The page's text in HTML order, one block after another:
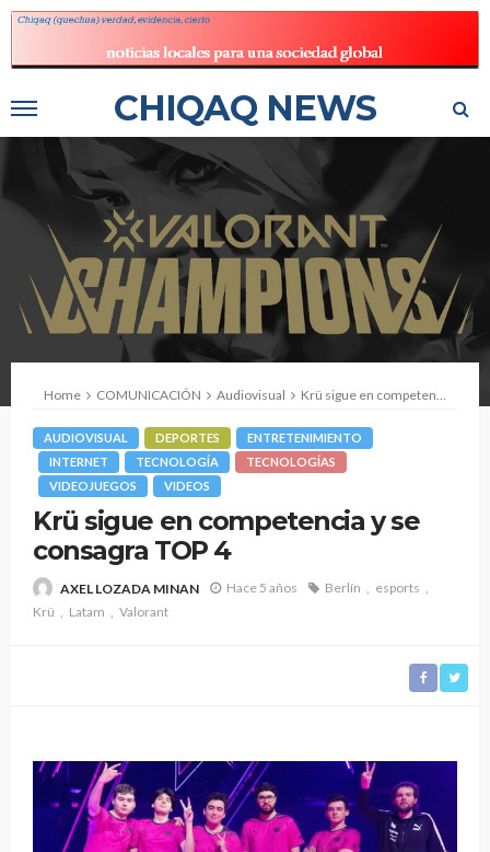
CHIQAQ NEWS
Home COMUNICACIÓN Audiovisual Krü sigue en competencia y se consagra TOP 4
AUDIOVISUAL DEPORTES
ENTRETENIMIENTO
INTERNET
TECNOLOGÍA
TECNOLOGÍAS
VIDEOJUEGOS
VIDEOS
Krü sigue en competencia y se
consagra TOP 4
AXEL LOZADA MINAN Hace 5 años Berlín
esports
Krü
Latam Valorant